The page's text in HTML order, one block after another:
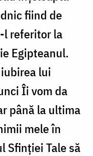
fiind de
l referitor la
Egipteanul.
lui
Îi vom da
până la ultima
mele în
Sfinţiei Tale să